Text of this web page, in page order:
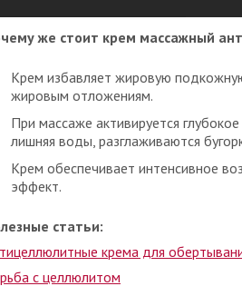
же стоит крем массажный
Крем избавляет жировую
жировым отложениям.
При массаже активируется
лишняя воды, разглаживаются
Крем обеспечивает интенсивное
эффект.
статьи:
крема для
с целлюлитом